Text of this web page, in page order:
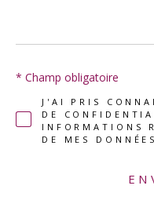
J'AI PRIS
DE
INFORMATIONS
DE MES
* Champ obligatoire